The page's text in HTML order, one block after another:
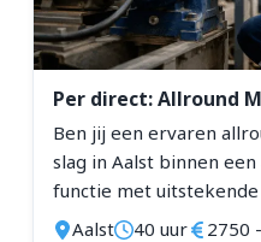
Per direct: Allround
Ben jij een ervaren
slag in Aalst binnen
functie met
Aalst
40 uur 2750